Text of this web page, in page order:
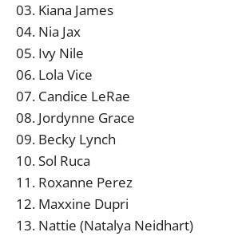
03. Kiana James
04. Nia Jax
05. Ivy Nile
06. Lola Vice
07. Candice LeRae
08. Jordynne Grace
09. Becky Lynch
10. Sol Ruca
11. Roxanne Perez
12. Maxxine Dupri
13. Nattie (Natalya Neidhart)